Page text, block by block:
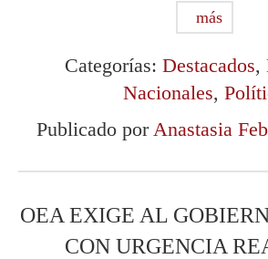
más
Categorías: Destacados,
Nacionales,
Publicado porAnastasia
OEA EXIGE AL
CON URGENCIA